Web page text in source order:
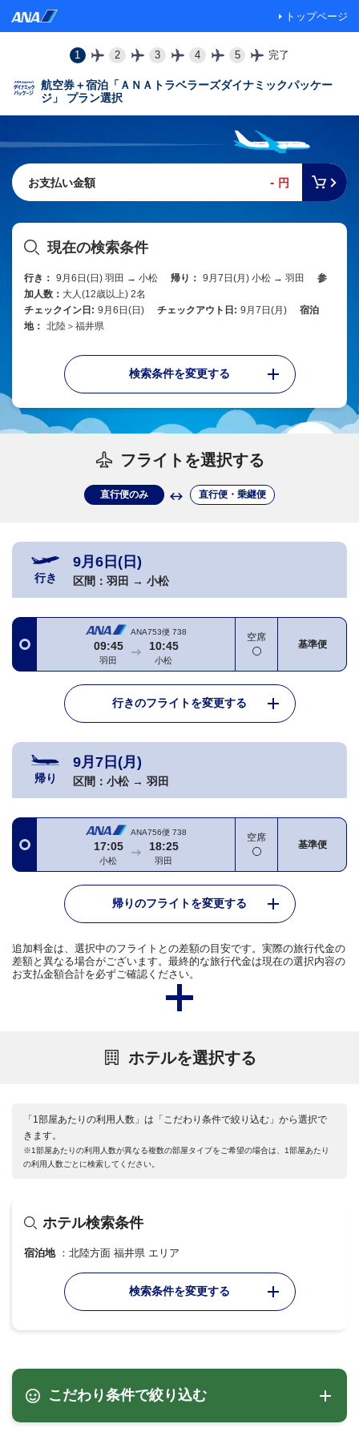
トップページ
1 2 3 4 5 完了
航空券＋宿泊「ＡＮＡトラベラーズダイナミックパッケー
ジ」 プラン選択
お支払い金額 - 円
現在の検索条件
行き： 9月6日(日) 羽田 → 小松 帰り： 9月7日(月) 小松 → 羽田
参
加人数： 大人(12歳以上) 2名
チェックイン日: 9月6日(日) チェックアウト日: 9月7日(月)
宿泊
地： 北陸＞福井県
検索条件を変更する
フライトを選択する
直行便のみ 直行便・乗継便
行き
9月6日(日)
区間： 羽田 → 小松
ANA753便 738
09:45
羽田
10:45
小松
空席
基準便
行きのフライトを変更する
帰り
9月7日(月)
区間： 小松→ 羽田
ANA756便 738
17:05
小松
18:25
羽田
空席
基準便
帰りのフライトを変更する
追加料金は、選択中のフライトとの差額の目安です。実際の旅行代金の
差額と異なる場合がございます。最終的な旅行代金は現在の選択内容の
お支払金額合計を必ずご確認ください。
ホテルを選択する
「1部屋あたりの利用人数」は「こだわり条件で絞り込む」から選択で
きます。
※1部屋あたりの利用人数が異なる複数の部屋タイプをご希望の場合は、1部屋あたり
の利用人数ごとに検索してください。
ホテル検索条件
宿泊地 北陸方面 福井県 エリア
検索条件を変更する
こだわり条件で絞り込む